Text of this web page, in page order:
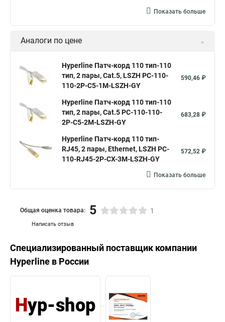
Показать больше
Аналоги по цене
Hyperline Патч-корд 110 тип-110
тип, 2 пары, Cat.5, LSZH PC-110-
110-2P-C5-1M-LSZH-GY
590,46 ₽
Hyperline Патч-корд 110 тип-110
тип, 2 пары, Cat.5 PC-110-110-
2P-C5-2M-LSZH-GY
683,28 ₽
Hyperline Патч-корд 110 тип-
RJ45, 2 пары, Ethernet, LSZH PC-
110-RJ45-2P-CX-3M-LSZH-GY
572,52 ₽
Показать больше
Написать отзыв
Общая оценка товара: 5 1
Специализированный поставщик компании
Hyperline в России